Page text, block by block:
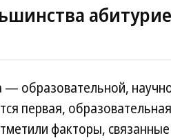
— образовательной,
первая,
факторы, связанные